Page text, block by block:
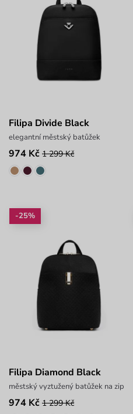
Filipa Divide Black
elegantní městský batůžek
974 Kč 1 299 Kč
-25%
Filipa Diamond Black
městský vyztužený batůžek na zip
974 Kč 1 299 Kč